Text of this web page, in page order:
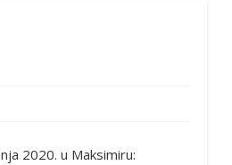
2020. u Maksimiru: